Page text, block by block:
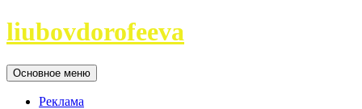
Перейти
к
liubovdorofeeva
Поиск
Основное меню
Реклама